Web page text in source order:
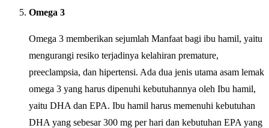
Omega 3
Omega 3 memberikan sejumlah Manfaat bagi ibu hamil, yaitu
mengurangi resiko terjadinya kelahiran premature,
preeclampsia, dan hipertensi. Ada dua jenis utama asam lemak
omega 3 yang harus dipenuhi kebutuhannya oleh Ibu hamil,
yaitu DHA dan EPA. Ibu hamil harus memenuhi kebutuhan
DHA yang sebesar 300 mg per hari dan kebutuhan EPA yang